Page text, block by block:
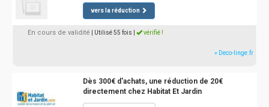
vers la réduction
En cours de validité | Utilisé 55 fois vérifié !
» Deco-linge.fr
Dès 300€ d'achats, une réduction de 20€
directement chez Habitat Et Jardin